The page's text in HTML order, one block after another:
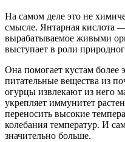
На самом деле это не
смысле. Янтарная кислота
вырабатываемое живыми
выступает в роли
Она помогает кустам более
питательные вещества из
огурцы извлекают из него
укрепляет иммунитет
переносить высокие
колебания температур. И
значительно больше.